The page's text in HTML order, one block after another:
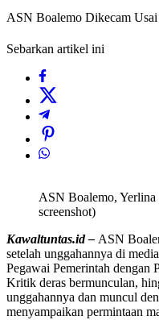
ASN Boalemo Dikecam
Sebarkan artikel ini
ASN Boalemo, Yerlina
screenshot)
Kawaltuntas.id – ASN
setelah unggahannya di
Pegawai Pemerintah dengan
Kritik deras bermunculan,
unggahannya dan muncul
menyampaikan permintaan